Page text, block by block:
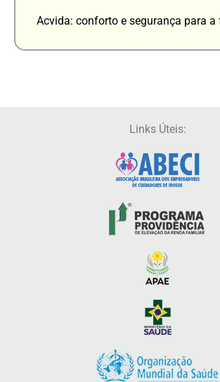
Acvida: conforto e segurança para
Links Úteis: